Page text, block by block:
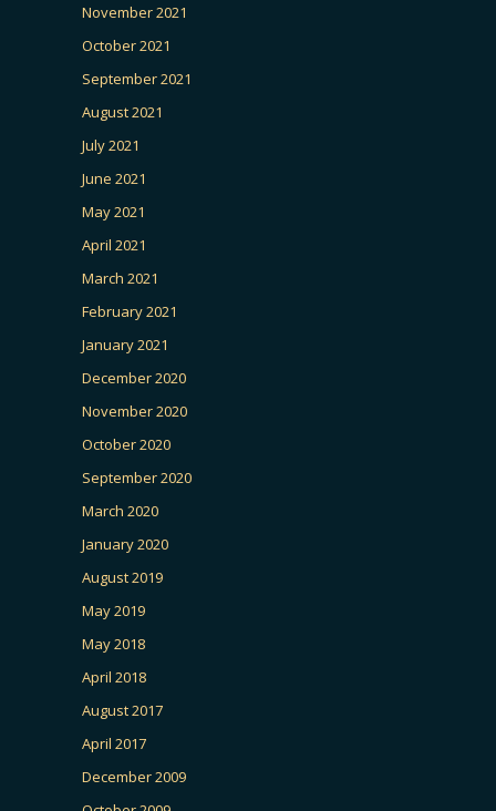
November 2021
October 2021
September 2021
August 2021
July 2021
June 2021
May 2021
April 2021
March 2021
February 2021
January 2021
December 2020
November 2020
October 2020
September 2020
March 2020
January 2020
August 2019
May 2019
May 2018
April 2018
August 2017
April 2017
December 2009